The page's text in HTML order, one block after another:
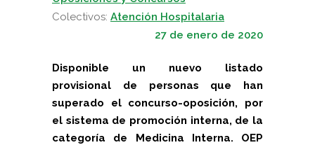
Colectivos: Atención Hospitalaria
27 de enero de 2020
Disponible un nuevo listado
provisional de personas que han
superado el concurso-oposición, por
el sistema de promoción interna, de la
categoría de Medicina Interna. OEP